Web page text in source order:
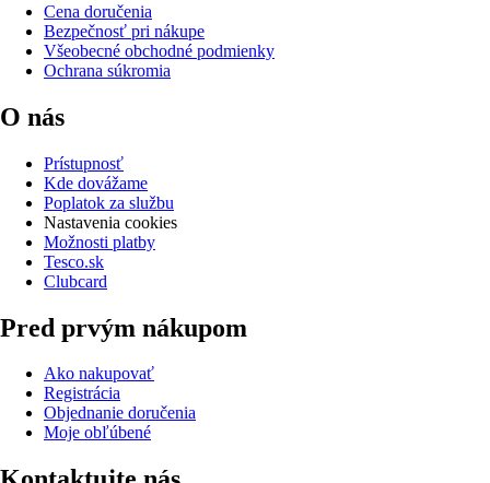
Cena doručenia
Bezpečnosť pri nákupe
Všeobecné obchodné podmienky
Ochrana súkromia
O nás
Prístupnosť
Kde dovážame
Poplatok za službu
Nastavenia cookies
Možnosti platby
Tesco.sk
Clubcard
Pred prvým nákupom
Ako nakupovať
Registrácia
Objednanie doručenia
Moje obľúbené